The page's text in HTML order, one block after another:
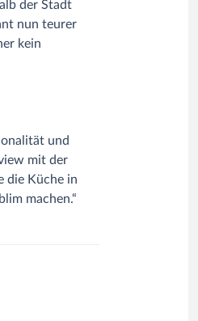
der Stadt
nun teurer
kein
und
mit der
die Küche in
machen.“